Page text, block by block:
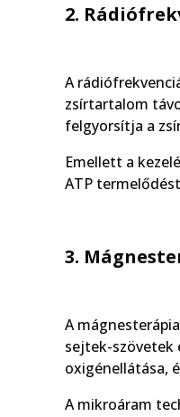
2.
A
zsírtartalom
felgyorsítja a
Emellett a
ATP
3.
A
sejtek-szövetek
oxigénellátása,
A mikroáram